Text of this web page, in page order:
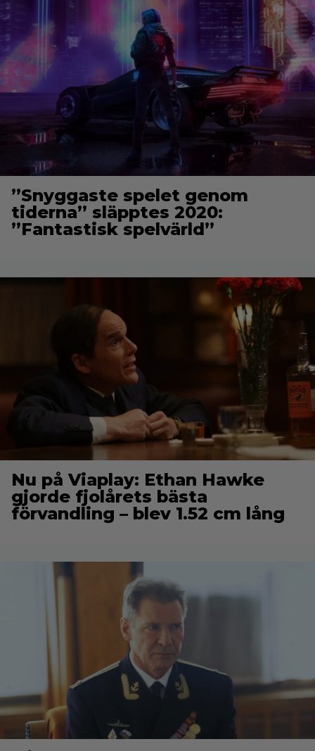
”Snyggaste spelet genom
tiderna” släpptes 2020:
”Fantastisk spelvärld”
Nu på Viaplay: Ethan Hawke
gjorde fjolårets bästa
förvandling – blev 1.52 cm lång